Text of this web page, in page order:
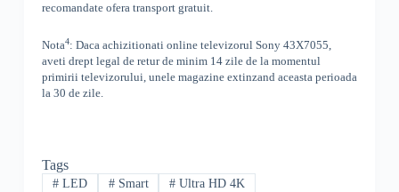
recomandate ofera transport gratuit.
Nota4: Daca achizitionati online televizorul Sony 43X7055,
aveti drept legal de retur de minim 14 zile de la momentul
primirii televizorului, unele magazine extinzand aceasta perioada
la 30 de zile.
Tags
#LED #Smart # Ultra HD 4K